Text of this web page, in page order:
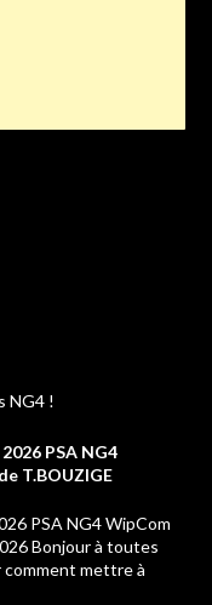
NG4 !
PSA NG4
T.BOUZIGE
PSA NG4 WipCom
Bonjour à toutes
comment mettre à